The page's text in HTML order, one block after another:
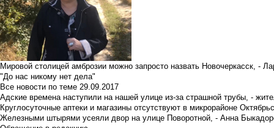
Мировой столицей амброзии можно запросто назвать Новочеркасск, -
"До нас никому нет дела"
Все новости по теме 29.09.2017
Адские времена наступили на нашей улице из-за страшной трубы, -
Круглосуточные аптеки и магазины отсутствуют в микрорайоне
Железными штырями усеяли двор на улице Поворотной, - Анна